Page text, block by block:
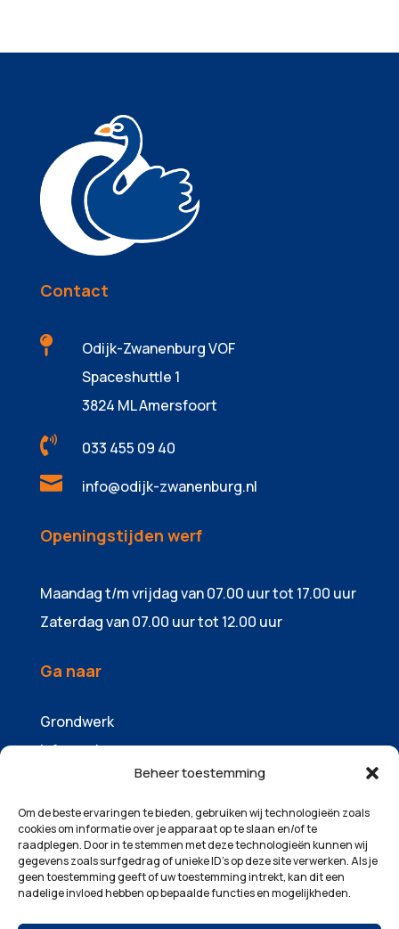
Beheer toestemming
Om de beste ervaringen te bieden, gebruiken wij technologieën zoals
cookies om informatie over je apparaat op te slaan en/of te
raadplegen. Door in te stemmen met deze technologieën kunnen wij
gegevens zoals surfgedrag of unieke ID's op deze site verwerken. Als je
geen toestemming geeft of uw toestemming intrekt, kan dit een
nadelige invloed hebben op bepaalde functies en mogelijkheden.
Contact

Odijk-Zwanenburg VOF
Spaceshuttle 1
3824 ML Amersfoort
 033 455 09 40
 info@odijk-zwanenburg.nl
Openingstijden werf
Maandag t/m vrijdag van 07.00 uur tot 17.00 uur
Zaterdag van 07.00 uur tot 12.00 uur
Ga naar
Grondwerk
Infrawerk
Containers & zandhandel
Machinepark
Over ons
Projecten
Contact